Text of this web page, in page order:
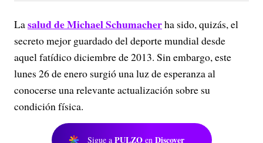
Lasalud de Michael Schumacherha sido, quizás, el
secreto mejor guardado del deporte mundial desde
aquel fatídico diciembre de 2013. Sin embargo, este
lunes 26 de enero surgió una luz de esperanza al
conocerse una relevante actualización sobre su
condición física.
Sigue a PULZO en Discover